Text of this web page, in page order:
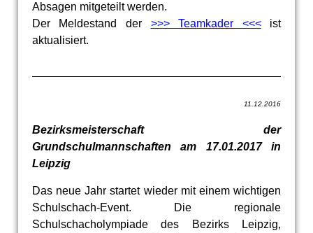
Absagen mitgeteilt werden.
Der Meldestand der >>> Teamkader <<<ist
aktualisiert.
11.12.2016
Bezirksmeisterschaft der
Grundschulmannschaften am 17.01.2017 in
Leipzig
Das neue Jahr startet wieder mit einem wichtigen
Schulschach-Event. Die regionale
Schulschacholympiade des Bezirks Leipzig,